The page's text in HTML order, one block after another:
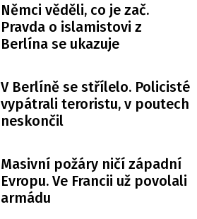
Němci věděli, co je zač.
Pravda o islamistovi z
Berlína se ukazuje
V Berlíně se střílelo. Policisté
vypátrali teroristu, v poutech
neskončil
Masivní požáry ničí západní
Evropu. Ve Francii už povolali
armádu